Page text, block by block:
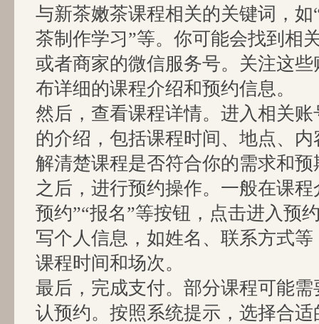
与新茶嫩茶课程相关的关键词，如
茶制作学习”等。你可能会找到相
或者商家的微信服务号。关注这
布详细的课程介绍和预约信息。
然后，查看课程详情。进入相关
的介绍，包括课程时间、地点、
解清楚课程是否符合你的需求和预
之后，进行预约操作。一般在课
预约”“报名”等按钮，点击进入预
写个人信息，如姓名、联系方式
课程时间和场次。
最后，完成支付。部分课程可能
认预约。按照系统提示，选择合